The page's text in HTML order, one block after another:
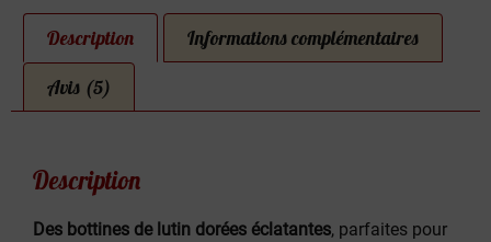
Description Informations complémentaires
Avis (5)
Description
Des bottines de lutin dorées éclatantes, parfaites pour